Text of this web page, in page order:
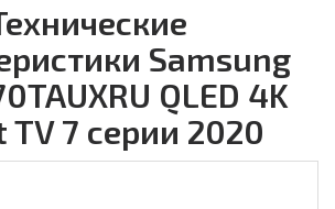
Samsung
QLED 4K
TV 7 серии 2020